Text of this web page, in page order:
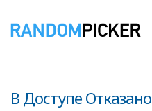
В Доступе Отказано